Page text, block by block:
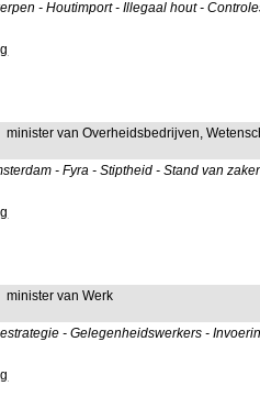
- Houtimport - Illegaal hout -
minister van Overheidsbedrijven,
- Fyra - Stiptheid - Stand van
minister van Werk
- Gelegenheidswerkers -